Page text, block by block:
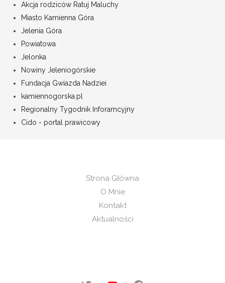
Akcja rodziców Ratuj Maluchy
Miasto Kamienna Góra
Jelenia Góra
Powiatowa
Jelonka
Nowiny Jeleniogórskie
Fundacja Gwiazda Nadziei
kamiennogorska.pl
Regionalny Tygodnik Inforamcyjny
Cido - portal prawicowy
Strona Główna
O Mnie
Kontakt
Aktualności